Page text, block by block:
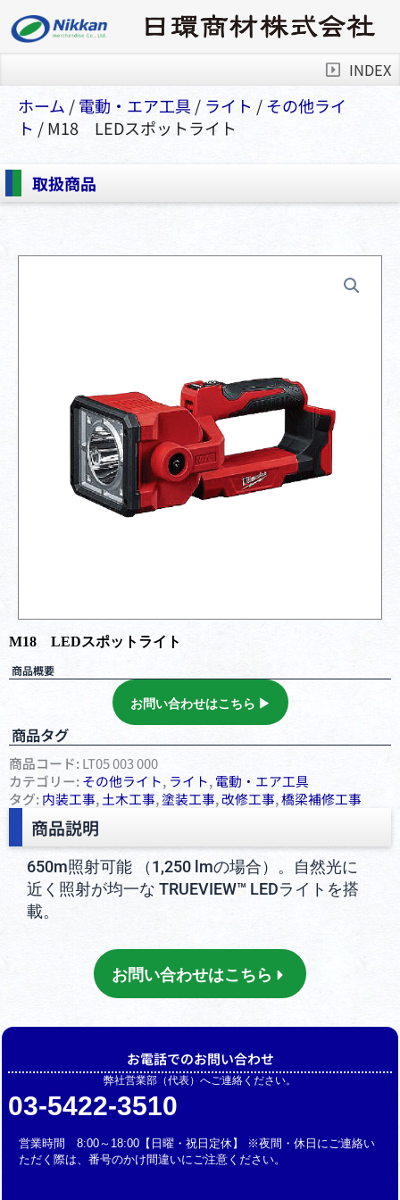
INDEX
ホーム /電動・エア⼯具 / ライト /その他ライ
ト / M18 LEDスポットライト
取扱商品
M18 LEDスポットライト
商品概要
お問い合わせはこちら ▶︎
商品タグ
商品コード:LT05 003 000
カテゴリー:その他ライト, ライト,電動・エア⼯具
タグ:内装工事,土木工事,塗装工事,改修工事,橋梁補修工事
商品説明
650m照射可能 （1,250 lmの場合）。自然光に
近く照射が均一な TRUEVIEW™ LEDライトを搭
載。
お問い合わせはこちら
お電話でのお問い合わせ
弊社営業部（代表）へご連絡ください。
03-5422-3510
営業時間 8:00～18:00【日曜・祝日定休】 ※夜間・休日にご連絡い
ただく際は、番号のかけ間違いにご注意ください。